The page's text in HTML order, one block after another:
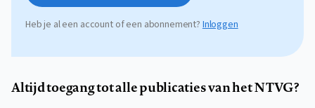
Heb je al een account of een abonnement? Inloggen
Altijd toegang tot alle publicaties van het NTVG?